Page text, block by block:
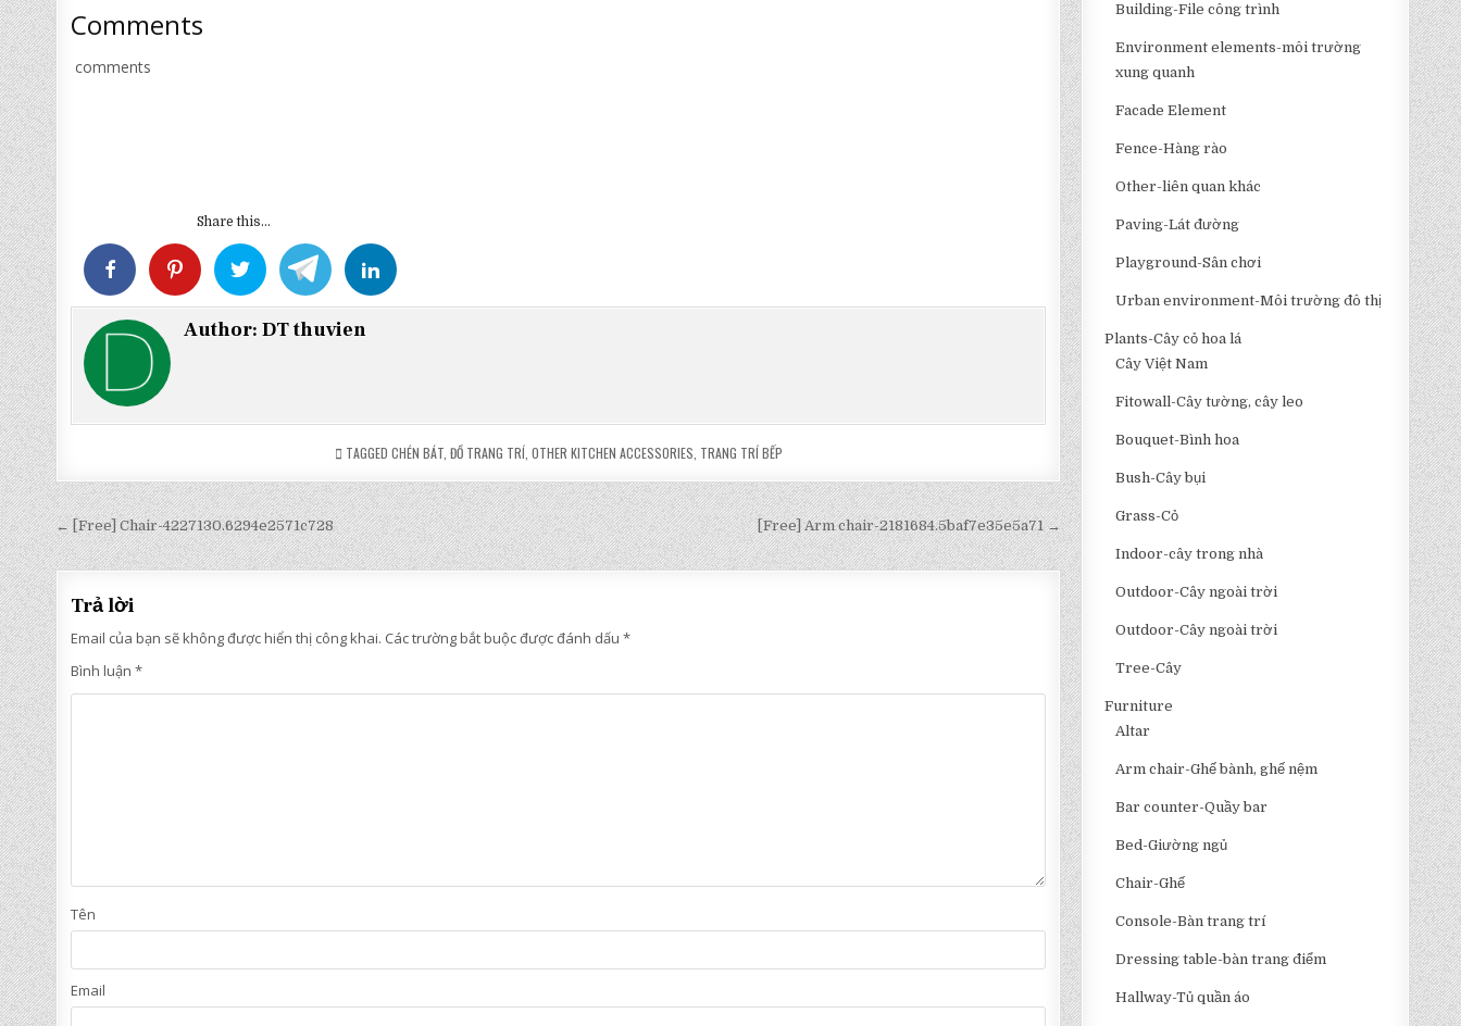
Comments
comments
Share this...
Author:DT thuvien
TAGGED CHÉN BÁT, ĐỒ TRANG TRÍ, OTHER KITCHEN ACCESSORIES TRANG TRÍ BẾP
Điều
hướng
bài
viết
[Free] Arm chair-2181684.5baf7e35e5a71 →
← [Free] Chair-4227130.6294e2571c728
Trả lời
Email của bạn sẽ không được hiển thị công khai. Các trường bắt buộc được đánh dấu*
Bình luận*
Tên
Email
Building-File công trình
Environment elements-môi trường
xung quanh
Facade Element
Fence-Hàng rào
Other-liên quan khác
Paving-Lát đường
Playground-Sân chơi
Urban environment-Môi trường đô thị
Plants-Cây cỏ hoa lá
Cây Việt Nam
Fitowall-Cây tường, cây leo
Bouquet-Bình hoa
Bush-Cây bụi
Grass-Cỏ
Indoor-cây trong nhà
Outdoor-Cây ngoài trời
Outdoor-Cây ngoài trời
Tree-Cây
Furniture
Altar
Arm chair-Ghế bành, ghế nệm
Bar counter-Quầy bar
Bed-Giường ngủ
Chair-Ghế
Console-Bàn trang trí
Dressing table-bàn trang điểm
Hallway-Tủ quần áo